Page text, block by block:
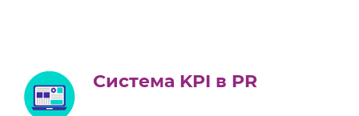
Система KPI в PR